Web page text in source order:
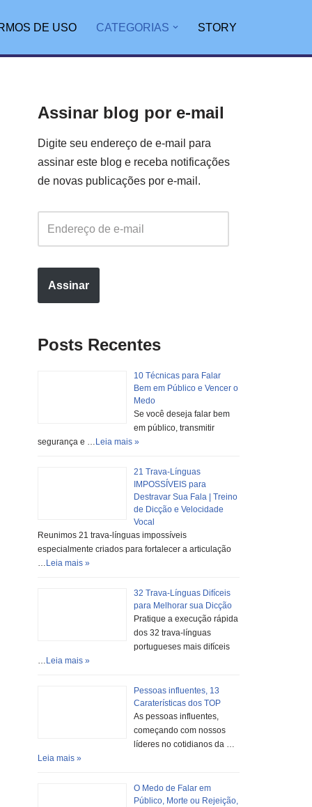
DE USO CATEGORIAS STORY
Assinar blog por e-mail
Digite seu endereço de e-mail para
assinar este blog e receba notificações
de novas publicações por e-mail.
Assinar
Posts Recentes
10 Técnicas para Falar
Bem em Público e Vencer o
Medo
Se você deseja falar bem
em público, transmitir
segurança e … Leia mais »
21 Trava-Línguas
IMPOSSÍVEIS para
Destravar Sua Fala | Treino
de Dicção e Velocidade
Vocal
Reunimos 21 trava-línguas impossíveis
especialmente criados para fortalecer a articulação
… Leia mais »
32 Trava-Línguas Difíceis
para Melhorar sua Dicção
Pratique a execução rápida
dos 32 trava-línguas
portugueses mais difíceis
… Leia mais »
Pessoas influentes, 13
Caraterísticas dos TOP
As pessoas influentes,
começando com nossos
líderes no cotidianos da …
Leia mais »
O Medo de Falar em
Público, Morte ou Rejeição,